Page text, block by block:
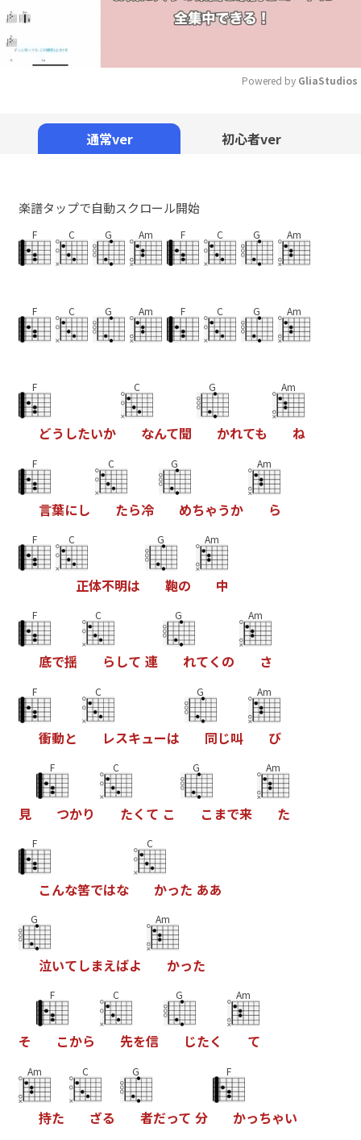
Powered by GliaStudios
通常ver 初心者ver
楽譜タップで自動スクロール開始
F C G Am F C G Am
F C G Am F C G Am
F
どう したいか
C
なんて聞
G
かれても
Am
ね
F
言葉にし
C
たら冷
G
めちゃうか
Am
ら
F C
正体不明は
G
鞄の
Am
中
F
底で揺
C
ら して 連
G
れてく の
Am
さ
F
衝動と
C
レスキューは
G
同じ叫
Am
び
見
F
つかり
C
たく て こ
G
こ まで来
Am
た
F
こんな筈ではな
C
かった ああ
G
泣いてしまえばよ
Am
かった
そ
F
こから
C
先を信
G
じたく
Am
て
Am
持た
C
ざる
G
者だって 分
F
かっちゃい